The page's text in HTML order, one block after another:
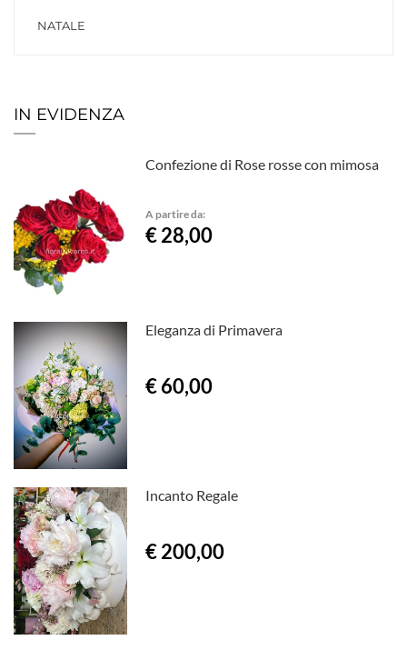
NATALE
IN EVIDENZA
Confezione di Rose rosse con mimosa
A partire da:
€ 28,00
Eleganza di Primavera
€ 60,00
Incanto Regale
€ 200,00